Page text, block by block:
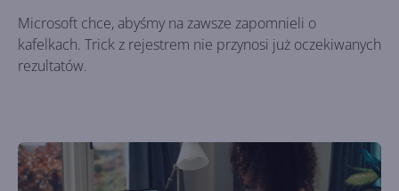
Microsoft chce, abyśmy na zawsze zapomnieli o
kafelkach. Trick z rejestrem nie przynosi już oczekiwanych
rezultatów.